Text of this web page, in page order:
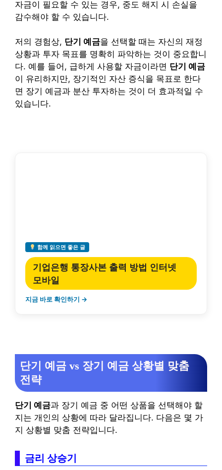
자금이 필요할 수 있는 경우, 중도 해지 시 손실을
감수해야 할 수 있습니다.
저의 경험상, 단기 예금을 선택할 때는 자신의 재정
상황과 투자 목표를 명확히 파악하는 것이 중요합니
다. 예를 들어, 급하게 사용할 자금이라면 단기 예금
이 유리하지만, 장기적인 자산 증식을 목표로 한다
면 장기 예금과 분산 투자하는 것이 더 효과적일 수
있습니다.
함께 읽으면 좋은 글
기업은행 통장사본 출력 방법 인터넷
모바일
지금 바로 확인하기 →
단기 예금 vs 장기 예금 상황별 맞춤
전략
단기 예금과 장기 예금 중 어떤 상품을 선택해야 할
지는 개인의 상황에 따라 달라집니다. 다음은 몇 가
지 상황별 맞춤 전략입니다.
금리 상승기